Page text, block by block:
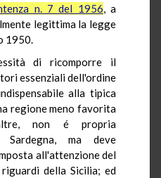
n. 7 del 1956, a
legittima la legge
1950.
di ricomporre il
essenziali dell'ordine
alla tipica
regione meno favorita
non é propria
Sardegna, ma deve
all'attenzione del
della Sicilia; ed